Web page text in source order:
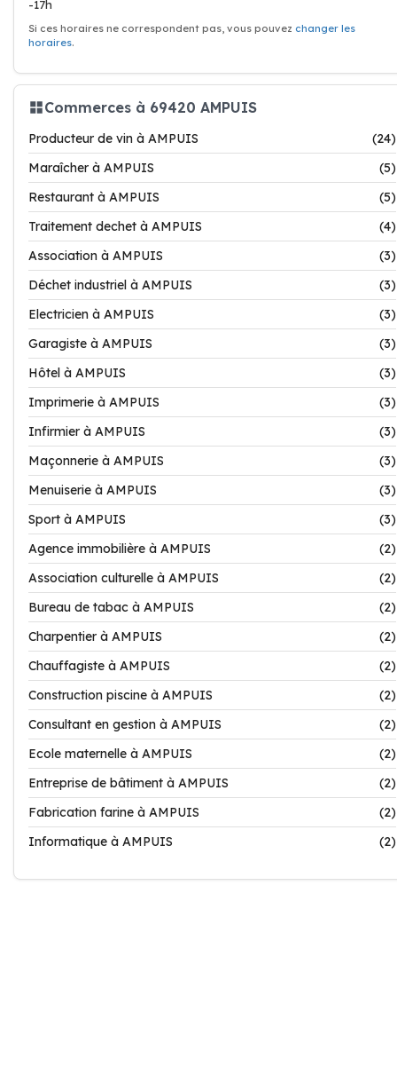
-17h
Si ces horaires ne correspondent pas, vous pouvez changer les
horaires.
Commerces à 69420 AMPUIS
Producteur de vin à AMPUIS
(24)
Maraîcher à AMPUIS
(5)
Restaurant à AMPUIS
(5)
Traitement dechet à AMPUIS
(4)
Association à AMPUIS
(3)
Déchet industriel à AMPUIS
(3)
Electricien à AMPUIS
(3)
Garagiste à AMPUIS
(3)
Hôtel à AMPUIS
(3)
Imprimerie à AMPUIS
(3)
Infirmier à AMPUIS
(3)
Maçonnerie à AMPUIS
(3)
Menuiserie à AMPUIS
(3)
Sport à AMPUIS
(3)
Agence immobilière à AMPUIS
(2)
Association culturelle à AMPUIS
(2)
Bureau de tabac à AMPUIS
(2)
Charpentier à AMPUIS
(2)
Chauffagiste à AMPUIS
(2)
Construction piscine à AMPUIS
(2)
Consultant en gestion à AMPUIS
(2)
Ecole maternelle à AMPUIS
(2)
Entreprise de bâtiment à AMPUIS
(2)
Fabrication farine à AMPUIS
(2)
Informatique à AMPUIS
(2)